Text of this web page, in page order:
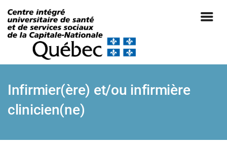
Infirmier(ère) et/ou infirmière
clinicien(ne)